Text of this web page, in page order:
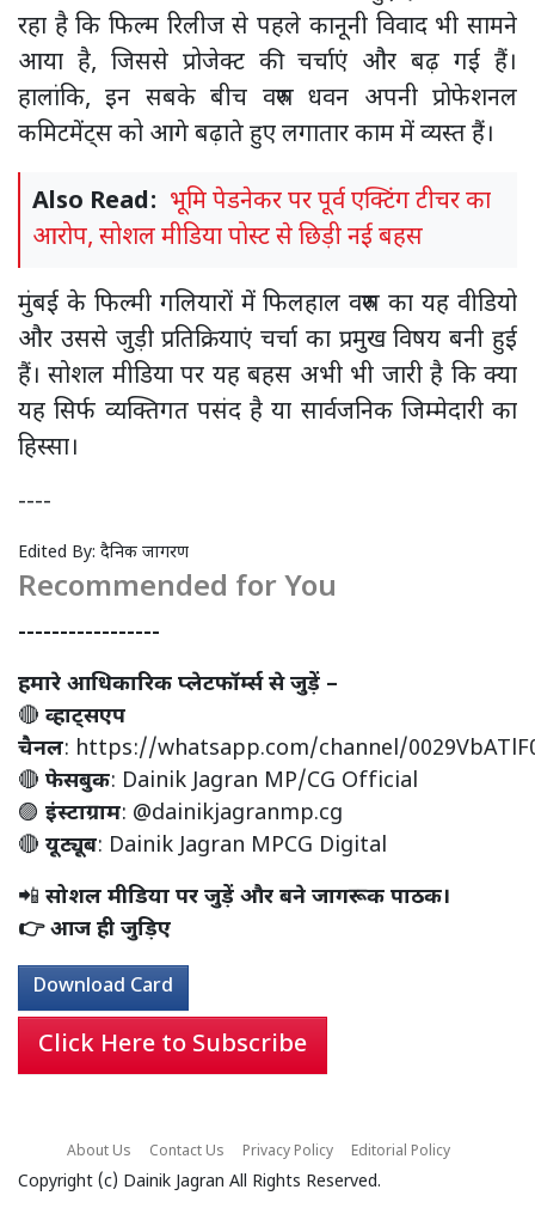
रहा है कि फिल्म रिलीज से पहले कानूनी विवाद भी सामने
आया है, जिससे प्रोजेक्ट की चर्चाएं और बढ़ गई हैं।
हालांकि, इन सबके बीच वरुण धवन अपनी प्रोफेशनल
कमिटमेंट्स को आगे बढ़ाते हुए लगातार काम में व्यस्त हैं।
Also Read: भूमि पेडनेकर पर पूर्व एक्टिंग टीचर का
आरोप, सोशल मीडिया पोस्ट से छिड़ी नई बहस
मुंबई के फिल्मी गलियारों में फिलहाल वरुण का यह वीडियो
और उससे जुड़ी प्रतिक्रियाएं चर्चा का प्रमुख विषय बनी हुई
हैं। सोशल मीडिया पर यह बहस अभी भी जारी है कि क्या
यह सिर्फ व्यक्तिगत पसंद है या सार्वजनिक जिम्मेदारी का
हिस्सा।
----
Edited By: दैनिक जागरण
Recommended for You
-----------------
हमारे आधिकारिक प्लेटफॉर्म्स से जुड़ें –
🔴 व्हाट्सएप
चैनल: https://whatsapp.com/channel/
🔴 फेसबुक: Dainik Jagran MP/CG Official
🟣 इंस्टाग्राम: @dainikjagranmp.cg
🔴 यूट्यूब: Dainik Jagran MPCG Digital
📲 सोशल मीडिया पर जुड़ें और बने जागरूक पाठक।
👉 आज ही जुड़िए
Download Card
Click Here to Subscribe
About Us Contact Us Privacy Policy Editorial Policy
Copyright (c) Dainik Jagran All Rights Reserved.